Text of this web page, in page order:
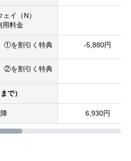
イ（N）
用料金
①を割引く特典 -5,880円
②を割引く特典
で）
6,930円